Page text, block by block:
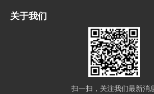
关于我们
扫一扫，关注我们最新消